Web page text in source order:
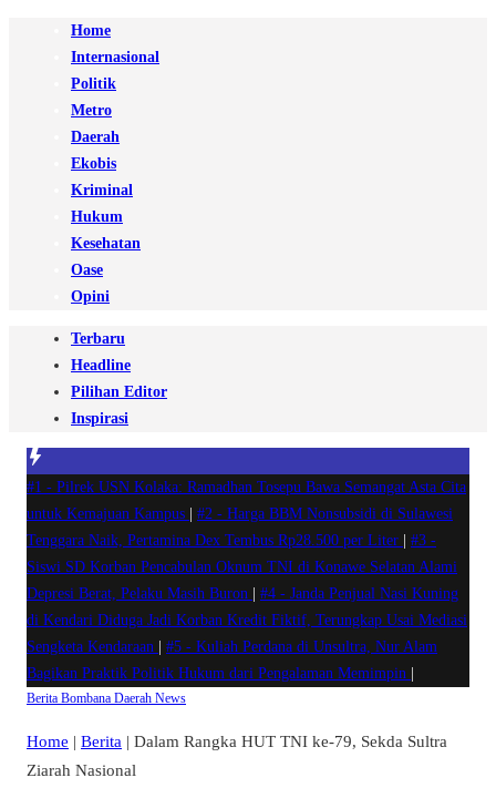
Home
Internasional
Politik
Metro
Daerah
Ekobis
Kriminal
Hukum
Kesehatan
Oase
Opini
Terbaru
Headline
Pilihan Editor
Inspirasi
#1 - Pilrek USN Kolaka: Ramadhan Tosepu Bawa Semangat Asta Cita
untuk Kemajuan Kampus
#2 - Harga BBM Nonsubsidi di Sulawesi
Tenggara Naik, Pertamina Dex Tembus Rp28.500 per Liter
#3 -
Siswi SD Korban Pencabulan Oknum TNI di Konawe Selatan Alami
Depresi Berat, Pelaku Masih Buron
#4 - Janda Penjual Nasi Kuning
di Kendari Diduga Jadi Korban Kredit Fiktif, Terungkap Usai Mediasi
Sengketa Kendaraan
#5 - Kuliah Perdana di Unsultra, Nur Alam
Bagikan Praktik Politik Hukum dari Pengalaman Memimpin
Berita Bombana Daerah News
Home | Berita | Dalam Rangka HUT TNI ke-79, Sekda Sultra
Ziarah Nasional